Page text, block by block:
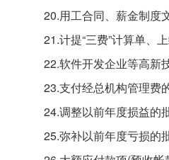
20.用工合同、薪金制度
21.计提“三费”计算单、
22.软件开发企业等高新
23.支付经总机构管理费
24.调整以前年度损益的
25.弥补以前年度亏损的